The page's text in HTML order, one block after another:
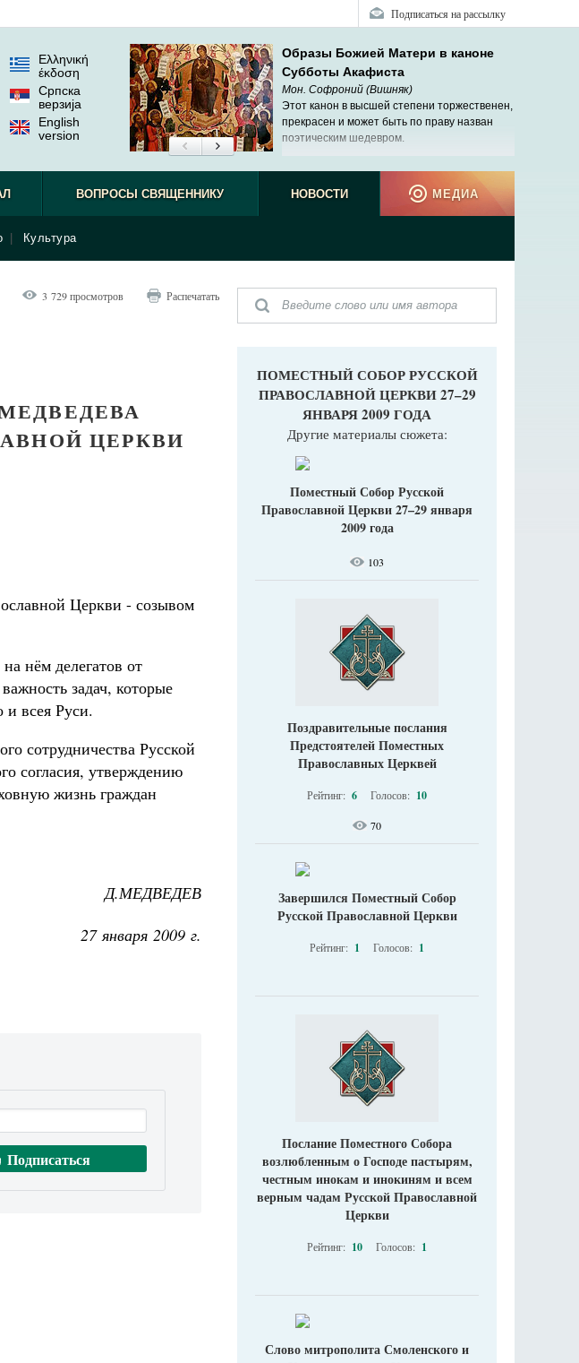
Подписаться на рассылку
Ελληνική
έκδοση
Српска
верзиjа
English
version
Образы Божией Матери в каноне
Субботы Акафиста
Мон. Софроний (Вишняк)
Этот канон в высшей степени торжественен,
прекрасен и может быть по праву назван
поэтическим шедевром.
ВОПРОСЫ СВЯЩЕННИКУ НОВОСТИ
Культура
МЕДИА
3 729 просмотров Распечатать
ЦЕРКВИ
Церкви - созывом
нём делегатов от
задач, которые
и всея Руси.
сотрудничества Русской
согласия, утверждению
жизнь граждан
Д.МЕДВЕДЕВ
27 января 2009 г.
ПОМЕСТНЫЙ СОБОР РУССКОЙ
ПРАВОСЛАВНОЙ ЦЕРКВИ 27–29
ЯНВАРЯ 2009 ГОДА
Другие материалы сюжета:
Поместный Собор Русской
Православной Церкви 27–29 января
2009 года
103
Поздравительные послания
Предстоятелей Поместных
Православных Церквей
Рейтинг: 6 Голосов: 10
70
Завершился Поместный Собор
Русской Православной Церкви
Рейтинг: 1 Голосов: 1
Послание Поместного Собора
возлюбленным о Господе пастырям,
честным инокам и инокиням и всем
верным чадам Русской Православной
Церкви
Рейтинг: 10 Голосов: 1
Слово митрополита Смоленского и